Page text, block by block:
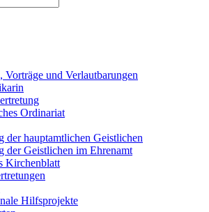
Vorträge und Verlautbarungen
Ordinariat
der hauptamtlichen Geistlichen
der Geistlichen im Ehrenamt
Kirchenblatt
Hilfsprojekte